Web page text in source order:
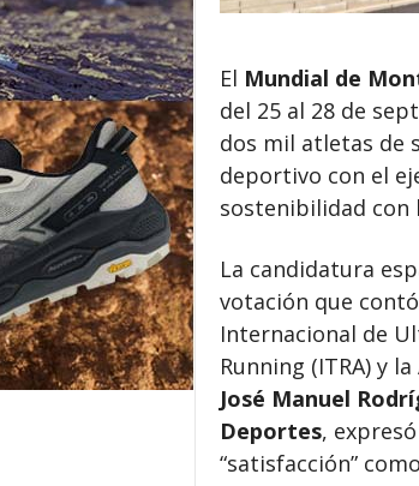
El Mundial de
del 25 al 28 de
dos mil atletas de
deportivo con el
sostenibilidad con
La candidatura
votación que
Internacional de
Running (ITRA) y
José Manuel
Deportes,
“satisfacción”